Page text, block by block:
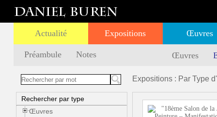
Actualité Expositions Œuvres
Préambule Notes Œuvres
Rechercher par type
Œuvres
Expositions : Par Type